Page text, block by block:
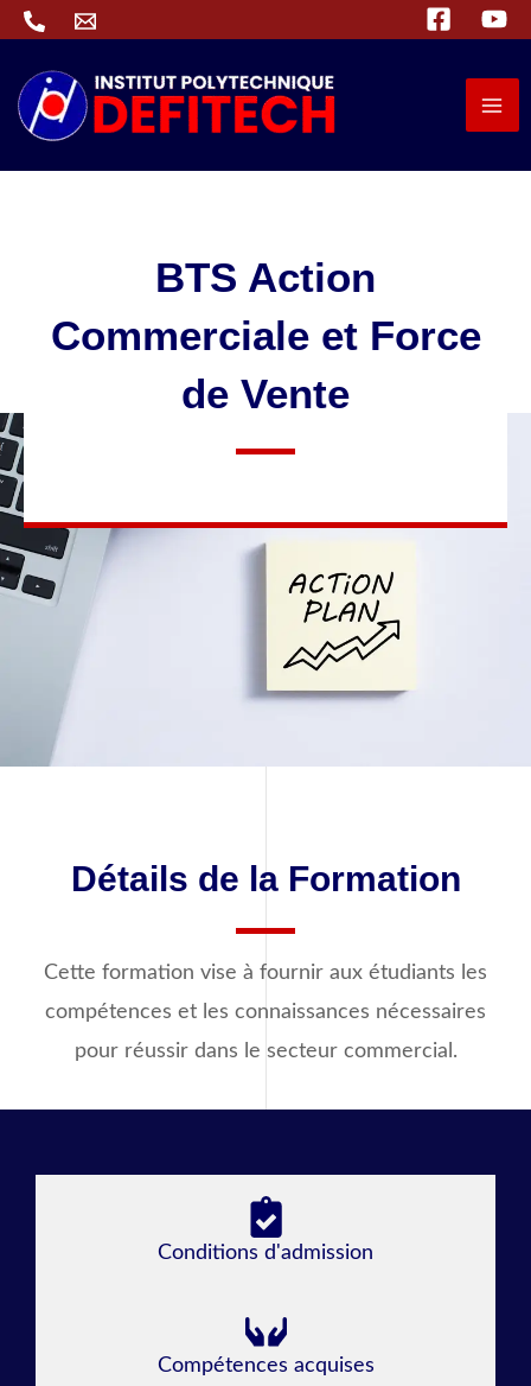
Aller
contenu
BTS Action
Commerciale et Force
de Vente
Détails de la Formation
Cette formation vise à fournir aux étudiants les
compétences et les connaissances nécessaires
pour réussir dans le secteur commercial.
Conditions d'admission
Compétences acquises